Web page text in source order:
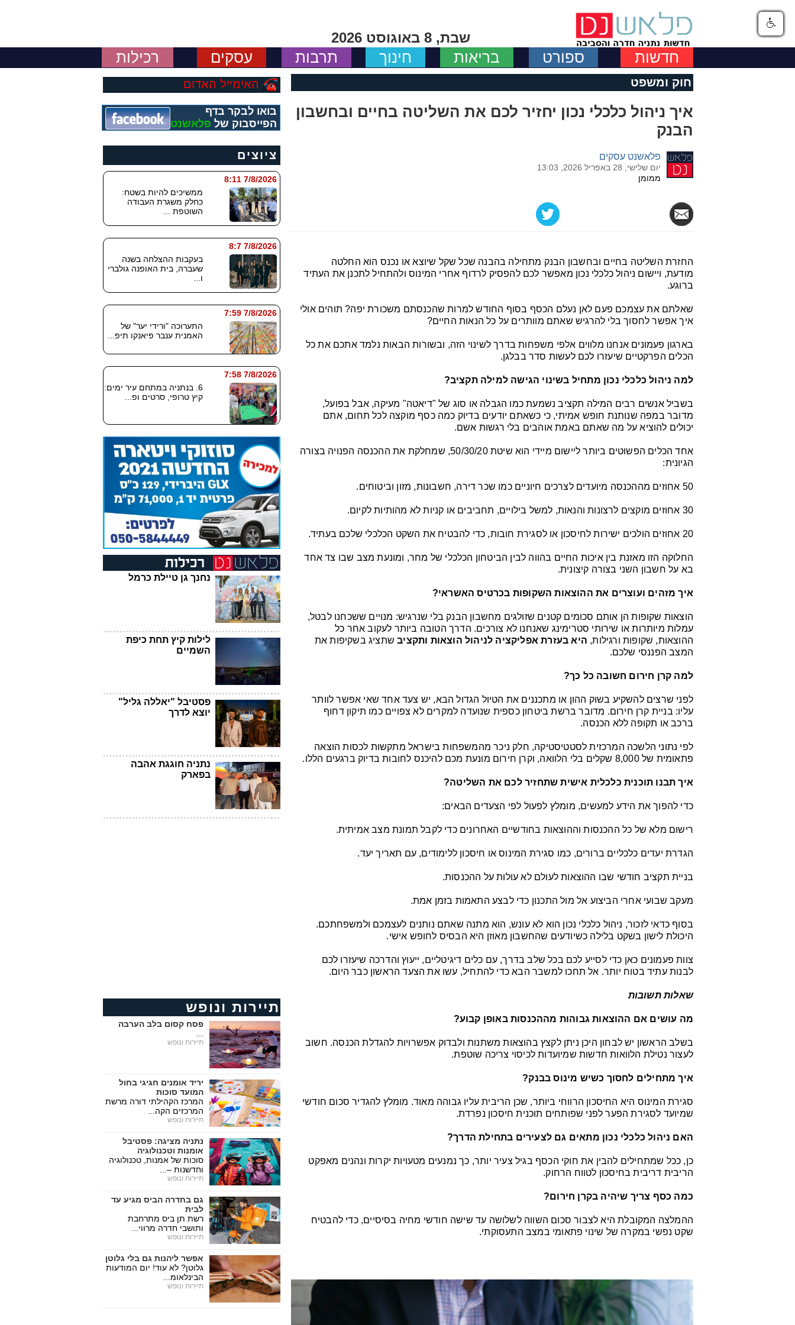
שבת, 8 באוגוסט 2026
חדשות ספורט בריאות חינוך תרבות עסקים רכילות
חוק ומשפט
איך ניהול כלכלי נכון יחזיר לכם את השליטה בחיים ובחשבון
הבנק
פלאשנט עסקים
יום שלישי, 28 באפריל 2026, 13:03
ממומן
החזרת השליטה בחיים ובחשבון הבנק מתחילה בהבנה שכל שקל שיוצא או נכנס הוא החלטה
מודעת, ויישום ניהול כלכלי נכון מאפשר לכם להפסיק לרדוף אחרי המינוס ולהתחיל לתכנן את העתיד
ברוגע.
שאלתם את עצמכם פעם לאן נעלם הכסף בסוף החודש למרות שהכנסתם משכורת יפה? תוהים אולי
איך אפשר לחסוך בלי להרגיש שאתם מוותרים על כל הנאות החיים?
בארגון פעמונים אנחנו מלווים אלפי משפחות בדרך לשינוי הזה, ובשורות הבאות נלמד אתכם את כל
הכלים הפרקטיים שיעזרו לכם לעשות סדר בבלגן.
למה ניהול כלכלי נכון מתחיל בשינוי הגישה למילה תקציב?
בשביל אנשים רבים המילה תקציב נשמעת כמו הגבלה או סוג של "דיאטה" מעיקה, אבל בפועל,
מדובר במפה שנותנת חופש אמיתי, כי כשאתם יודעים בדיוק כמה כסף מוקצה לכל תחום, אתם
יכולים להוציא על מה שאתם באמת אוהבים בלי רגשות אשם.
אחד הכלים הפשוטים ביותר ליישום מיידי הוא שיטת 50/30/20, שמחלקת את ההכנסה הפנויה בצורה
הגיונית:
50 אחוזים מההכנסה מיועדים לצרכים חיוניים כמו שכר דירה, חשבונות, מזון וביטוחים.
30 אחוזים מוקצים לרצונות והנאות, למשל בילויים, תחביבים או קניות לא מהותיות לקיום.
20 אחוזים הולכים ישירות לחיסכון או לסגירת חובות, כדי להבטיח את השקט הכלכלי שלכם בעתיד.
החלוקה הזו מאזנת בין איכות החיים בהווה לבין הביטחון הכלכלי של מחר, ומונעת מצב שבו צד אחד
בא על חשבון השני בצורה קיצונית.
איך מזהים ועוצרים את ההוצאות השקופות בכרטיס האשראי?
הוצאות שקופות הן אותם סכומים קטנים שזולגים מחשבון הבנק בלי שנרגיש: מנויים ששכחנו לבטל,
עמלות מיותרות או שירותי סטרימינג שאנחנו לא צורכים. הדרך הטובה ביותר לעקוב אחר כל
ההוצאות, שקופות ורגילות, היא בעזרת אפליקציה לניהול הוצאות ותקציב שתציג בשקיפות את
המצב הפננסי שלכם.
למה קרן חירום חשובה כל כך?
לפני שרצים להשקיע בשוק ההון או מתכננים את הטיול הגדול הבא, יש צעד אחד שאי אפשר לוותר
עליו: בניית קרן חירום. מדובר ברשת ביטחון כספית שנועדה למקרים לא צפויים כמו תיקון דחוף
ברכב או תקופה ללא הכנסה.
לפי נתוני הלשכה המרכזית לסטטיסטיקה, חלק ניכר מהמשפחות בישראל מתקשות לכסות הוצאה
פתאומית של 8,000 שקלים בלי הלוואה, וקרן חירום מונעת מכם להיכנס לחובות בדיוק ברגעים הללו.
איך תבנו תוכנית כלכלית אישית שתחזיר לכם את השליטה?
כדי להפוך את הידע למעשים, מומלץ לפעול לפי הצעדים הבאים:
רישום מלא של כל ההכנסות וההוצאות בחודשיים האחרונים כדי לקבל תמונת מצב אמיתית.
הגדרת יעדים כלכליים ברורים, כמו סגירת המינוס או חיסכון ללימודים, עם תאריך יעד.
בניית תקציב חודשי שבו ההוצאות לעולם לא עולות על ההכנסות.
מעקב שבועי אחרי הביצוע אל מול התכנון כדי לבצע התאמות בזמן אמת.
בסוף כדאי לזכור, ניהול כלכלי נכון הוא לא עונש, הוא מתנה שאתם נותנים לעצמכם ולמשפחתכם.
היכולת לישון בשקט בלילה כשיודעים שהחשבון מאוזן היא הבסיס לחופש אישי.
צוות פעמונים כאן כדי לסייע לכם בכל שלב בדרך, עם כלים דיגיטליים, ייעוץ והדרכה שיעזרו לכם
לבנות עתיד בטוח יותר. אל תחכו למשבר הבא כדי להתחיל, עשו את הצעד הראשון כבר היום.
שאלות תשובות
מה עושים אם ההוצאות גבוהות מההכנסות באופן קבוע?
בשלב הראשון יש לבחון היכן ניתן לקצץ בהוצאות משתנות ולבדוק אפשרויות להגדלת הכנסה. חשוב
לעצור נטילת הלוואות חדשות שמיועדות לכיסוי צריכה שוטפת.
איך מתחילים לחסוך כשיש מינוס בבנק?
סגירת המינוס היא החיסכון הרווחי ביותר, שכן הריבית עליו גבוהה מאוד. מומלץ להגדיר סכום חודשי
שמיועד לסגירת הפער לפני שפותחים תוכנית חיסכון נפרדת.
האם ניהול כלכלי נכון מתאים גם לצעירים בתחילת הדרך?
כן, ככל שמתחילים להבין את חוקי הכסף בגיל צעיר יותר, כך נמנעים מטעויות יקרות ונהנים מאפקט
הריבית דריבית בחיסכון לטווח הרחוק.
כמה כסף צריך שיהיה בקרן חירום?
ההמלצה המקובלת היא לצבור סכום השווה לשלושה עד שישה חודשי מחיה בסיסיים, כדי להבטיח
שקט נפשי במקרה של שינוי פתאומי במצב התעסוקתי.
האימייל האדום
בואו לבקר בדף
הפייסבוק של פלאשנט
ציוצים
7/8/2026 8:11
ממשיכים להיות בשטח:
כחלק משגרת העבודה
השוטפת ...
7/8/2026 8:7
בעקבות ההצלחה בשנה
שעברה, בית האופנה גולברי
ו...
7/8/2026 7:59
התערוכה "ורידי יער" של
האמנית ענבר פיאנקו תיפ...
7/8/2026 7:58
6. בנתניה במתחם עיר ימים:
קיץ טרופי, סרטים ופ...
נחנך גן טיילת כרמל
לילות קיץ תחת כיפת
השמיים
פסטיבל "יאללה גליל"
יוצא לדרך
נתניה חוגגת אהבה
בפארק
תיירות ונופש
פסח קסום בלב הערבה
תיירות ונופש
יריד אומנים חגיגי בחול
המועד סוכות
המרכז הקהילתי דורה מרשת
המרכזים הקה...
תיירות ונופש
נתניה מציגה: פסטיבל
אומנות וטכנולוגיה
סוכות של אמנות, טכנולוגיה
וחדשנות –...
תיירות ונופש
גם בחדרה הביס מגיע עד
לבית
רשת תן ביס מתרחבת
ותושבי חדרה מרווי...
תיירות ונופש
אפשר ליהנות גם בלי גלוטן
גלוטן? לא עוד! יום המודעות
הבינלאומ...
תיירות ונופש